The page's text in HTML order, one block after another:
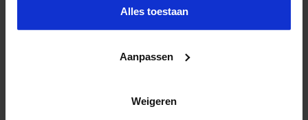
Alles toestaan
Aanpassen
Weigeren